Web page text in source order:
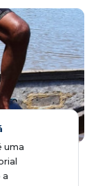
uma
a